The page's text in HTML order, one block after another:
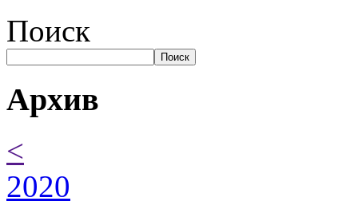
Поиск
Поиск
Архив
<
2020